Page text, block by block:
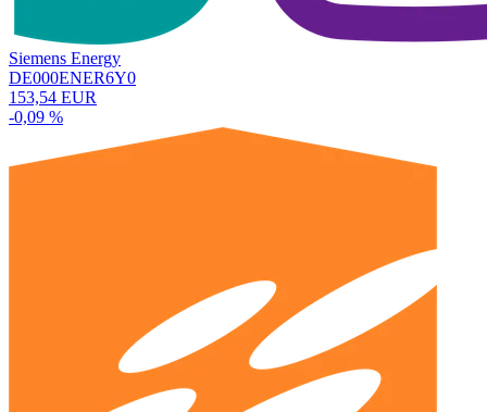
Siemens Energy
DE000ENER6Y0
153,54 EUR
-0,09 %